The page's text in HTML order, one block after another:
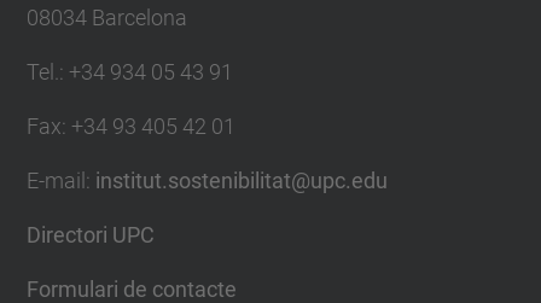
08034 Barcelona
Tel. : +34 934 05 43 91
Fax: +34 93 405 42 01
E-mail : institut.sostenibilitat@upc.edu
Directori UPC
Formulari de contacte